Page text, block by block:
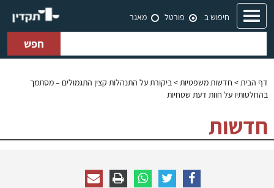
Toggle
navigation
חיפוש ב פורטל מאגר
חפש
דף הבית> חדשות משפטיות> ביקורת על התנהלות קצין התגמולים – מסתמך
בהחלטותיו על חוות דעת שטחיות
חדשות